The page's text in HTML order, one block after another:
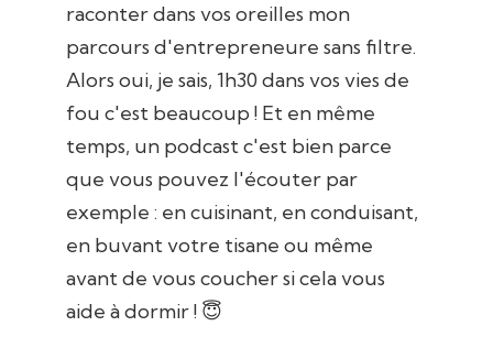
raconter dans vos oreilles mon
parcours d'entrepreneure sans filtre.
Alors oui, je sais, 1h30 dans vos vies de
fou c'est beaucoup ! Et en même
temps, un podcast c'est bien parce
que vous pouvez l'écouter par
exemple : en cuisinant, en conduisant,
en buvant votre tisane ou même
avant de vous coucher si cela vous
aide à dormir ! 😇